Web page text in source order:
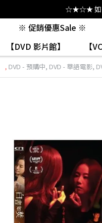
☆★☆★ 如有
※ 促銷優惠Sale ※
【DVD 影片館】 【
, DVD - 預購中, DVD - 華語電影,